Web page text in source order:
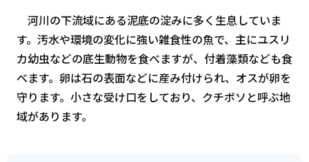
河川の下流域にある泥底の淀みに多く生息していま
す。汚水や環境の変化に強い雑食性の魚で、主にユスリ
カ幼虫などの底生動物を食べますが、付着藻類なども食
べます。卵は石の表面などに産み付けられ、オスが卵を
守ります。小さな受け口をしており、クチボソと呼ぶ地
域があります。